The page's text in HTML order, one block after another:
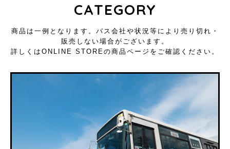
CATEGORY
商品は一例となります。バス会社や状況等により売り切れ・
販売しない場合がございます。
詳しくはONLINE STOREの商品ページをご確認ください。